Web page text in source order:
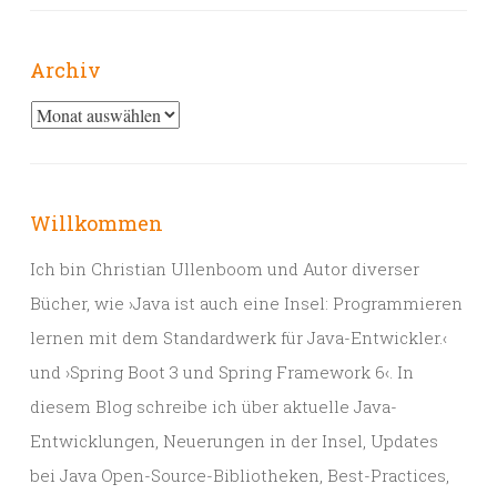
Archiv
Archiv
Willkommen
Ich bin Christian Ullenboom und Autor diverser
Bücher, wie ›Java ist auch eine Insel: Programmieren
lernen mit dem Standardwerk für Java-Entwickler.‹
und ›Spring Boot 3 und Spring Framework 6‹. In
diesem Blog schreibe ich über aktuelle Java-
Entwicklungen, Neuerungen in der Insel, Updates
bei Java Open-Source-Bibliotheken, Best-Practices,